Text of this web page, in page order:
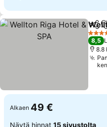
Jaa
4
8,5
8.8
Alkaen 49 €
Näytä hinnat 15 sivustolta